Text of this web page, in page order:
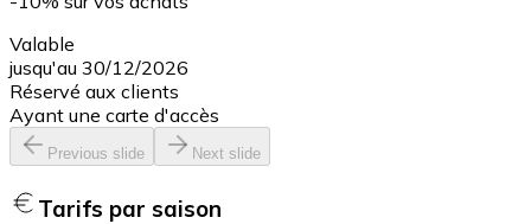
Valable
jusqu'au 30/12/2026
Réservé aux clients
Ayant une carte d'accès
Previous slide Next slide
Tarifs par saison